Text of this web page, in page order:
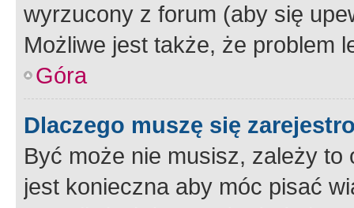
wyrzucony z forum (aby się
Możliwe jest także, że problem
Góra
Dlaczego muszę się
Być może nie musisz, zależy
jest konieczna aby móc pisać